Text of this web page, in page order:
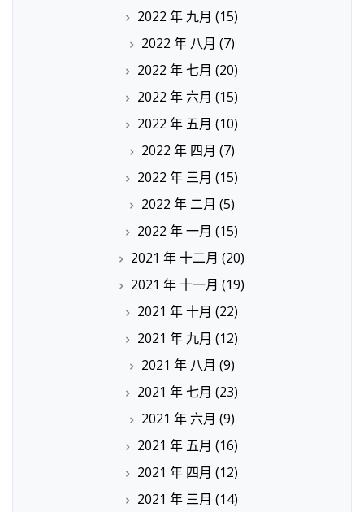
2022 年 九月 (15)
2022 年 八月 (7)
2022 年 七月 (20)
2022 年 六月 (15)
2022 年 五月 (10)
2022 年 四月 (7)
2022 年 三月 (15)
2022 年 二月 (5)
2022 年 一月 (15)
2021 年 十二月 (20)
2021 年 十一月 (19)
2021 年 十月 (22)
2021 年 九月 (12)
2021 年 八月 (9)
2021 年 七月 (23)
2021 年 六月 (9)
2021 年 五月 (16)
2021 年 四月 (12)
2021 年 三月 (14)